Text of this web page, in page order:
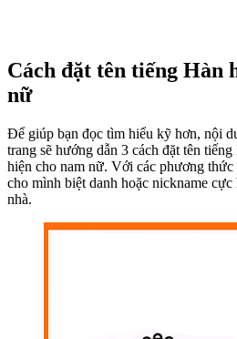
Cách đặt tên tiếng Hàn
nữ
Để giúp bạn đọc tìm hiểu kỹ hơn, nội
trang sẽ hướng dẫn 3 cách đặt tên
hiện cho nam nữ. Với các phương thức
cho mình biệt danh hoặc nickname
nhà.